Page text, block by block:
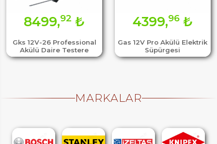
Gks 12V-26 Professional
Akülü Daire Testere
8499,92 ₺
Gas 12V Pro Akülü Elektrik
Süpürgesi
4399,96₺
MARKALAR